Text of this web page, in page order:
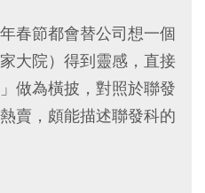
春節都會替公司想一個
大院）得到靈感，直接
做為橫披，對照於聯發
賣，頗能描述聯發科的